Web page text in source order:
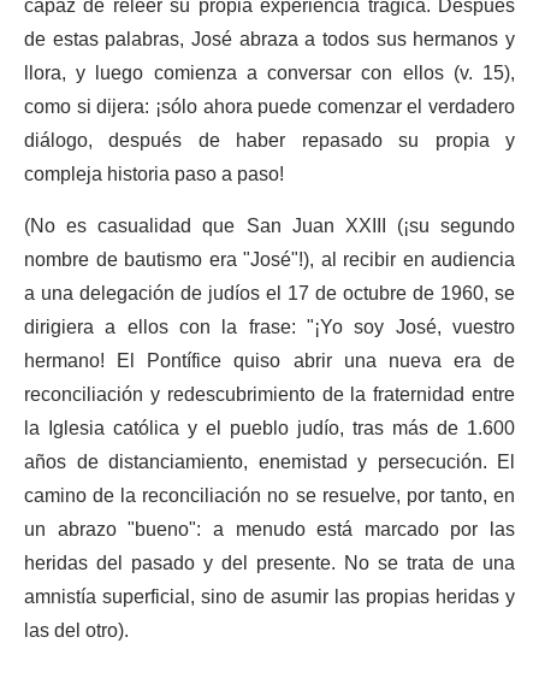
de estas palabras, José abraza a todos sus hermanos y
llora, y luego comienza a conversar con ellos (v. 15),
como si dijera: ¡sólo ahora puede comenzar el verdadero
diálogo, después de haber repasado su propia y
compleja historia paso a paso!
(No es casualidad que San Juan XXIII (¡su segundo
nombre de bautismo era "José"!), al recibir en audiencia
a una delegación de judíos el 17 de octubre de 1960, se
dirigiera a ellos con la frase: "¡Yo soy José, vuestro
hermano! El Pontífice quiso abrir una nueva era de
reconciliación y redescubrimiento de la fraternidad entre
la Iglesia católica y el pueblo judío, tras más de 1.600
años de distanciamiento, enemistad y persecución. El
camino de la reconciliación no se resuelve, por tanto, en
un abrazo "bueno": a menudo está marcado por las
heridas del pasado y del presente. No se trata de una
amnistía superficial, sino de asumir las propias heridas y
las del otro).